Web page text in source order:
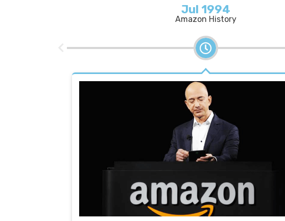
Jul 1994
Amazon History